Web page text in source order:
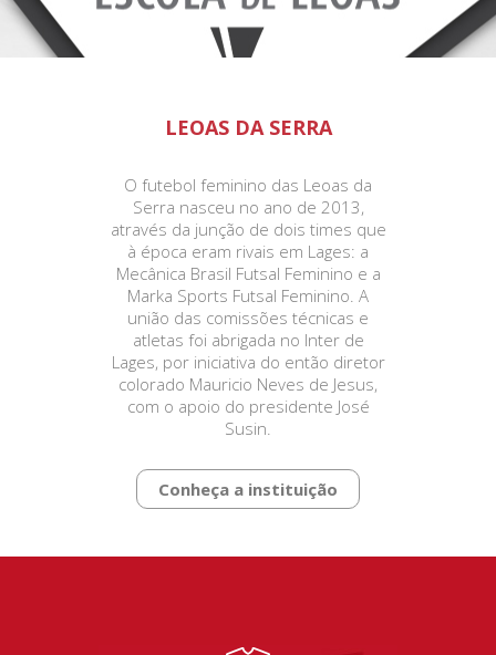
LEOAS DA SERRA
O futebol feminino das Leoas da
Serra nasceu no ano de 2013,
através da junção de dois times que
à época eram rivais em Lages: a
Mecânica Brasil Futsal Feminino e a
Marka Sports Futsal Feminino. A
união das comissões técnicas e
atletas foi abrigada no Inter de
Lages, por iniciativa do então diretor
colorado Mauricio Neves de Jesus,
com o apoio do presidente José
Susin.
Conheça a instituição